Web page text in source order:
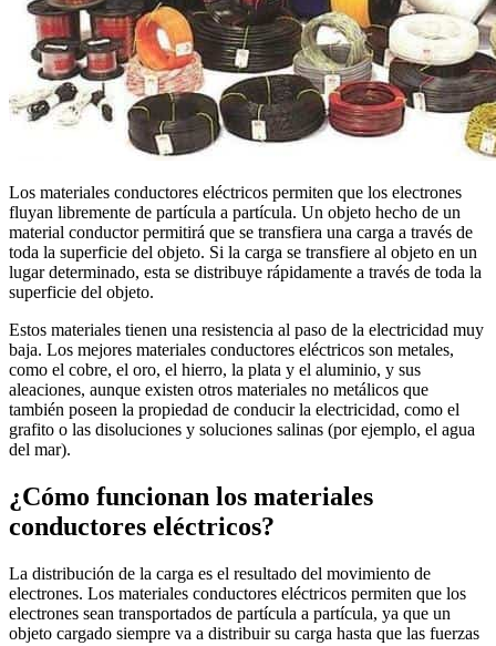
Los materiales conductores eléctricos permiten que los electrones
fluyan libremente de partícula a partícula. Un objeto hecho de un
material conductor permitirá que se transfiera una carga a través de
toda la superficie del objeto. Si la carga se transfiere al objeto en un
lugar determinado, esta se distribuye rápidamente a través de toda la
superficie del objeto.
Estos materiales tienen una resistencia al paso de la electricidad muy
baja. Los mejores materiales conductores eléctricos son metales,
como el cobre, el oro, el hierro, la plata y el aluminio, y sus
aleaciones, aunque existen otros materiales no metálicos que
también poseen la propiedad de conducir la electricidad, como el
grafito o las disoluciones y soluciones salinas (por ejemplo, el agua
del mar).
¿Cómo funcionan los materiales
conductores eléctricos?
La distribución de la carga es el resultado del movimiento de
electrones. Los materiales conductores eléctricos permiten que los
electrones sean transportados de partícula a partícula, ya que un
objeto cargado siempre va a distribuir su carga hasta que las fuerzas